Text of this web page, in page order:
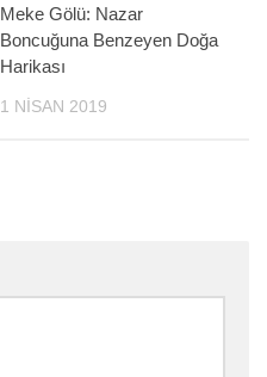
Meke Gölü: Nazar
Boncuğuna Benzeyen Doğa
Harikası
1 NISAN 2019